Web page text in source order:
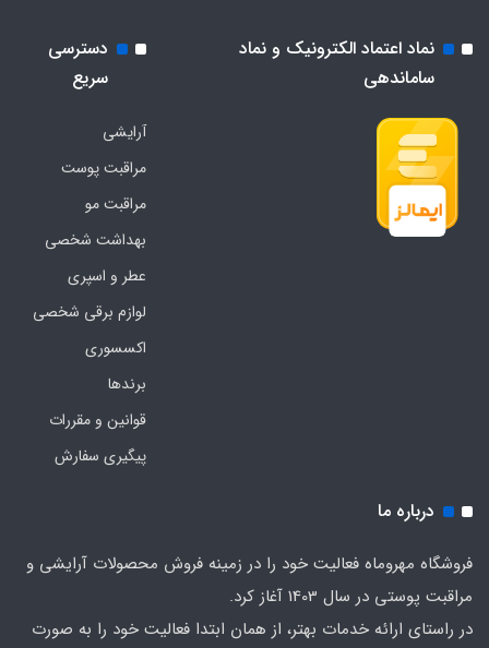
نماد اعتماد الکترونیک و نماد
ساماندهی
دسترسی
سریع
آرایشی
مراقبت پوست
مراقبت مو
بهداشت شخصی
عطر و اسپری
لوازم برقی شخصی
اکسسوری
برندها
قوانین و مقررات
پیگیری سفارش
درباره ما
فروشگاه مهروماه فعالیت خود را در زمینه فروش محصولات آرایشی و
مراقبت پوستی در سال 1403 آغاز کرد.
در راستای ارائه خدمات بهتر، از همان ابتدا فعالیت خود را به صورت